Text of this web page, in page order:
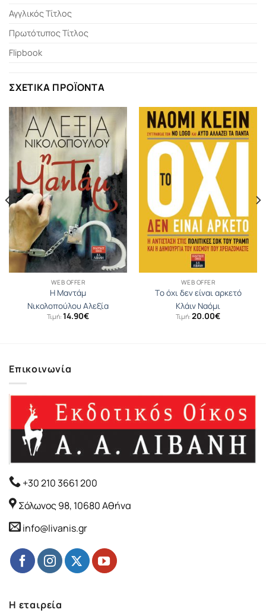
Αγγλικός Τίτλος
Πρωτότυπος Τίτλος
Flipbook
ΣΧΕΤΙΚΆ ΠΡΟΪΌΝΤΑ
WEB OFFER
Η Μαντάμ
Νικολοπούλου Αλεξία
Τιμή: 14.90€
WEB OFFER
Tο όχι δεν είναι αρκετό
Κλάιν Ναόμι
Τιμή: 20.00€
Επικοινωνία
+30 210 3661 200
Σόλωνος 98, 10680 Αθήνα
info@livanis.gr
Η εταιρεία